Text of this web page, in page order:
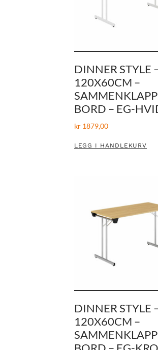
DINNER STYLE
120X60CM –
BORD – EG-
kr1879,00
LEGG I HANDLEKURV
DINNER STYLE
120X60CM –